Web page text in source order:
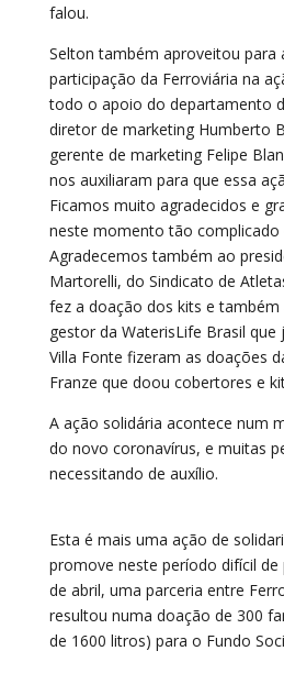
falou.
Selton também aproveitou para
participação da Ferroviária na
todo o apoio do departamento
diretor de marketing Humberto
gerente de marketing Felipe
nos auxiliaram para que essa
Ficamos muito agradecidos e
neste momento tão complicado
Agradecemos também ao
Martorelli, do Sindicato de
fez a doação dos kits e também
gestor da WaterisLife Brasil
Villa Fonte fizeram as doações
Franze que doou cobertores e
A ação solidária acontece num
do novo coronavírus, e muitas
necessitando de auxílio.
Esta é mais uma ação de
promove neste período difícil de
de abril, uma parceria entre
resultou numa doação de 300
de 1600 litros) para o Fundo